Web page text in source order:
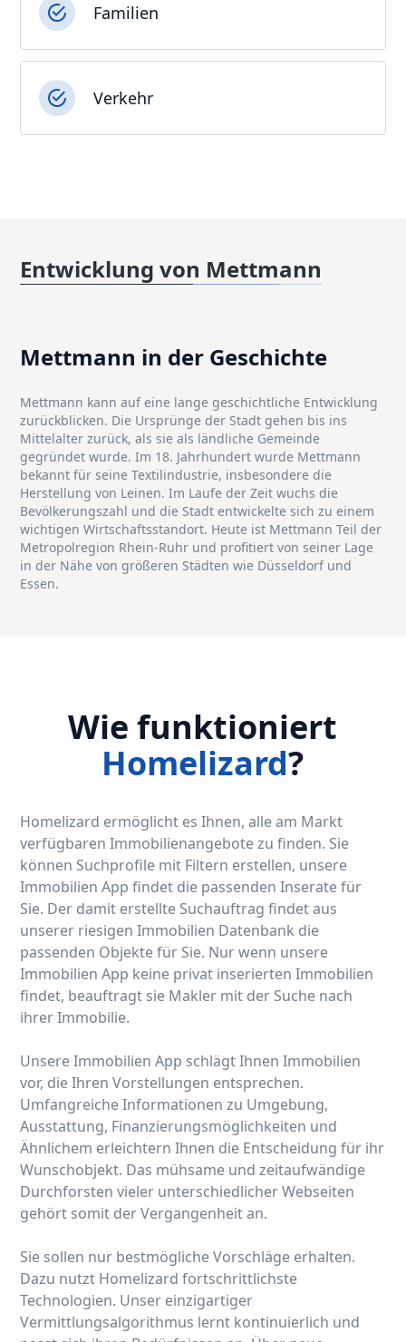
Familien
Verkehr
Entwicklung von Mettmann
Mettmann in der Geschichte
Mettmann kann auf eine lange geschichtliche Entwicklung
zurückblicken. Die Ursprünge der Stadt gehen bis ins
Mittelalter zurück, als sie als ländliche Gemeinde
gegründet wurde. Im 18. Jahrhundert wurde Mettmann
bekannt für seine Textilindustrie, insbesondere die
Herstellung von Leinen. Im Laufe der Zeit wuchs die
Bevölkerungszahl und die Stadt entwickelte sich zu einem
wichtigen Wirtschaftsstandort. Heute ist Mettmann Teil der
Metropolregion Rhein-Ruhr und profitiert von seiner Lage
in der Nähe von größeren Städten wie Düsseldorf und
Essen.
Wie funktioniert
Homelizard?
Homelizard ermöglicht es Ihnen, alle am Markt
verfügbaren Immobilienangebote zu finden. Sie
können Suchprofile mit Filtern erstellen, unsere
Immobilien App findet die passenden Inserate für
Sie. Der damit erstellte Suchauftrag findet aus
unserer riesigen Immobilien Datenbank die
passenden Objekte für Sie. Nur wenn unsere
Immobilien App keine privat inserierten Immobilien
findet, beauftragt sie Makler mit der Suche nach
ihrer Immobilie.
Unsere Immobilien App schlägt Ihnen Immobilien
vor, die Ihren Vorstellungen entsprechen.
Umfangreiche Informationen zu Umgebung,
Ausstattung, Finanzierungsmöglichkeiten und
Ähnlichem erleichtern Ihnen die Entscheidung für ihr
Wunschobjekt. Das mühsame und zeitaufwändige
Durchforsten vieler unterschiedlicher Webseiten
gehört somit der Vergangenheit an.
Sie sollen nur bestmögliche Vorschläge erhalten.
Dazu nutzt Homelizard fortschrittlichste
Technologien. Unser einzigartiger
Vermittlungsalgorithmus lernt kontinuierlich und